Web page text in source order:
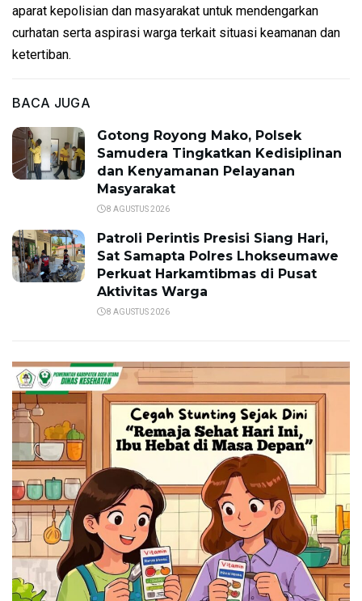
aparat kepolisian dan masyarakat untuk mendengarkan
curhatan serta aspirasi warga terkait situasi keamanan dan
ketertiban.
BACA JUGA
Gotong Royong Mako, Polsek
Samudera Tingkatkan Kedisiplinan
dan Kenyamanan Pelayanan
Masyarakat
8 AGUSTUS 2026
Patroli Perintis Presisi Siang Hari,
Sat Samapta Polres Lhokseumawe
Perkuat Harkamtibmas di Pusat
Aktivitas Warga
8 AGUSTUS 2026